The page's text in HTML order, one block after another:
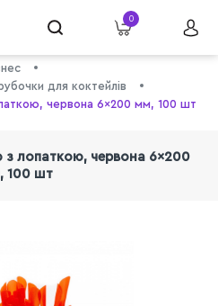
0
для коктейлів
червона 6×200 мм, 100 шт
з лопаткою, червона 6×200
100 шт